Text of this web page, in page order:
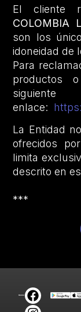
El cliente
COLOMBIA
son los
idoneidad de
Para
productos
siguiente
enlace:
La Entidad
ofrecidos
limita
descrito en
***